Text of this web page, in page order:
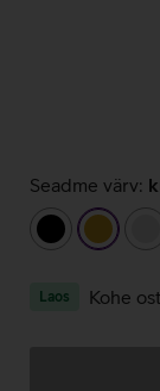
Seadme värv:
must
kuldne
Laos Kohe